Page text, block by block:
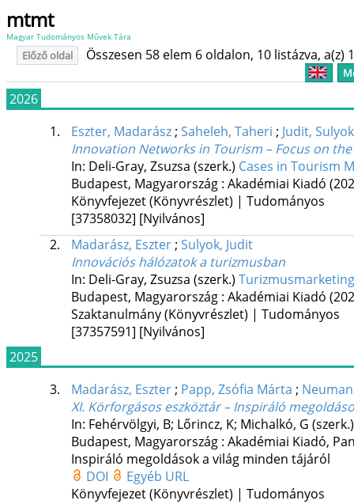
mtmt
Magyar Tudományos Művek Tára
Előző oldal Összesen 58 elem 6 oldalon, 10 listázva, a(z)
2026
1.
Eszter, Madarász; Saheleh, Taheri ; Judit, Sulyok
Innovation Networks in Tourism – Focus on
In: Deli-Gray, Zsuzsa (szerk.) Cases in Tourism
Budapest, Magyarország : Akadémiai Kiadó
Könyvfejezet (Könyvrészlet) | Tudományos
[37358032] [Nyilvános]
2.
Madarász, Eszter; Sulyok, Judit
Innovációs hálózatok a turizmusban
In: Deli-Gray, Zsuzsa (szerk.)
Budapest, Magyarország : Akadémiai Kiadó
Szaktanulmány (Könyvrészlet) | Tudományos
[37357591] [Nyilvános]
2025
3.
Madarász, Eszter; Papp, Zsófia Márta ;
XI. Körforgásos eszköztár – Inspiráló
In: Fehérvölgyi, B; Lőrincz, K; Michalkó, G
Budapest, Magyarország : Akadémiai Kiadó,
Inspiráló megoldások a világ minden tájáról
DOI
Egyéb URL
Könyvfejezet (Könyvrészlet) | Tudományos